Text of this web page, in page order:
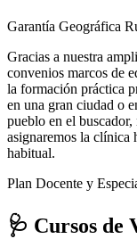
Garantía Geográfica
Gracias a nuestra
convenios marcos de
la formación práctica
en una gran ciudad o
pueblo en el
asignaremos la clínica
habitual.
Plan Docente y
🩺 Cursos de